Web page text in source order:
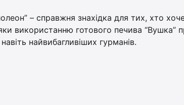
– справжня знахідка для тих, хто
використанню готового печива “Вушка”
найвибагливіших гурманів.